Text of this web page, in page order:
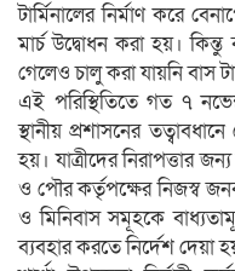
টার্মিনালের নির্মাণ করে
মার্চ উদ্বোধন করা হয়। কিন্তু
গেলেও চালু করা যায়নি বাস
এই পরিস্থিতিতে গত ৭
স্থানীয় প্রশাসনের
হয়। যাত্রীদের নিরাপত্তার
ও পৌর কর্তৃপক্ষের নিজস্ব
ও মিনিবাস সমূহকে
ব্যবহার করতে নির্দেশ দেয়া